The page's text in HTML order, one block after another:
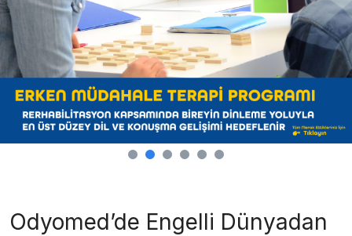
Odyomed’de Engelli Dünyadan